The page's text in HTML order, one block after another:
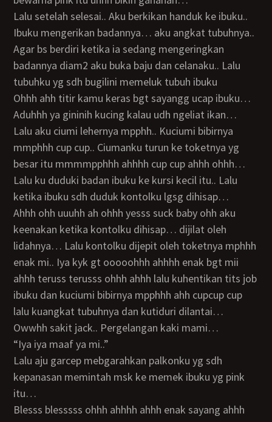
lalu setelah selesai.. Aku berkikan handuk ke ibuku..
Ibuku mengerikan badannya… aku angkat tubuhnya..
Agar bs berdiri ketika ia sedang mengeringkan
badannya diam2 aku buka baju dan celanaku.. Lalu
tubuhku yg sdh bugilini memeluk tubuh ibuku
Ohhh ahh titir kamu keras bgt sayangg ucap ibuku…
Aduhhh ya gininih kucing kalau udh ngeliat ikan…
Lalu aku ciumi lehernya mpphh.. Kuciumi bibirnya
mmphhh cup cup.. Ciumanku turun ke toketnya yg
besar itu mmmmpphhh ahhhh cup cup ahhh ohhh…
Lalu ku duduki badan ibuku ke kursi kecil itu.. Lalu
ketika ibuku sdh duduk kontolku lgsg dihisap…
Ahhh ohh uuuhh ah ohhh yesss suck baby ohh aku
keenakan ketika kontolku dihisap… dijilat oleh
lidahnya… Lalu kontolku dijepit oleh toketnya mphhh
enak mi.. Iya kyk gt ooooohhh ahhhh enak bgt mii
ahhh teruss terusss ohhh ahhh lalu kuhentikan tits job
ibuku dan kuciumi bibirnya mpphhh ahh cupcup cup
lalu kuangkat tubuhnya dan kutiduri dilantai…
Owwhh sakit jack.. Pergelangan kaki mami…
“Iya iya maaf ya mi..”
Lalu aju garcep mebgarahkan palkonku yg sdh
kepanasan memintah msk ke memek ibuku yg pink
itu…
Blesss blesssss ohhh ahhhh ahhh enak sayang ahhh